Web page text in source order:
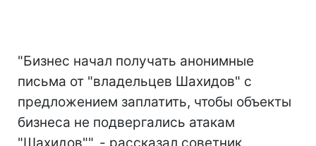
"Бизнес начал получать анонимные
письма от "владельцев Шахидов" с
предложением заплатить, чтобы объекты
бизнеса не подвергались атакам